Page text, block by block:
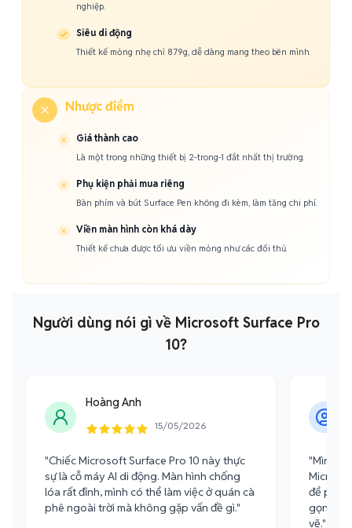
nghiệp.
Siêu di động
Thiết kế mỏng nhẹ chỉ 879g, dễ dàng mang theo bên mình.
Nhược điểm
Giá thành cao
Là một trong những thiết bị 2-trong-1 đắt nhất thị trường.
Phụ kiện phải mua riêng
Bàn phím và bút Surface Pen không đi kèm, làm tăng chi phí.
Viền màn hình còn khá dày
Thiết kế chưa được tối ưu viền mỏng như các đối thủ.
Người dùng nói gì về Microsoft Surface Pro
10?
Hoàng Anh
15/05/2026
"Chiếc Microsoft Surface Pro 10 này thực
sự là cỗ máy AI di động. Màn hình chống
lóa rất đỉnh, mình có thể làm việc ở quán cà
phê ngoài trời mà không gặp vấn đề gì."
"Mình là
để phác
gọn
vẽ."